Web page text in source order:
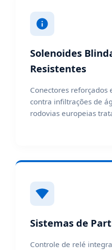
Solenoides
Resistentes
Conectores reforçados
contra infiltrações de
rodovias europeias
Sistemas de
Controle de relé